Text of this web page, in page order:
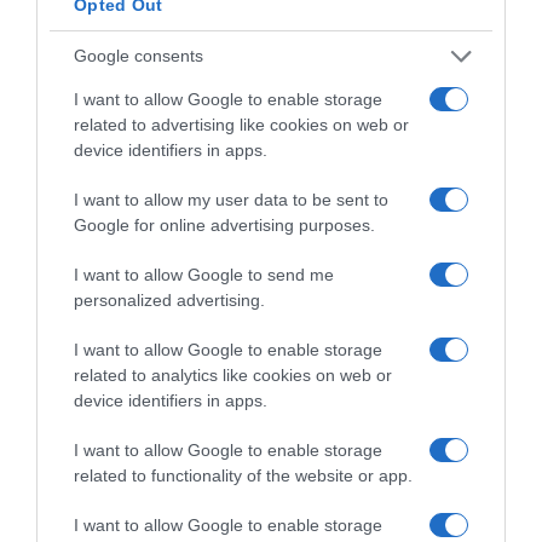
Opted Out
Google consents
I want to allow Google to enable storage
related to advertising like cookies on web or
device identifiers in apps.
I want to allow my user data to be sent to
Google for online advertising purposes.
I want to allow Google to send me
personalized advertising.
I want to allow Google to enable storage
related to analytics like cookies on web or
device identifiers in apps.
I want to allow Google to enable storage
related to functionality of the website or app.
I want to allow Google to enable storage
της Ζωής μας
Οι άνθρωποι, οι αυθεντικές ιστορίες,
το ελληνικό καλοκαίρι και ένας
ΌΣΑ ΧΡΕΙΆΖΕΣΑΙ
Ορθόδοξοι υπάρχουν και στα Βαλκάνια, κύριοι του
ΥΠΕΞ!